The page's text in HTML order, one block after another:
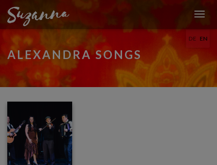
DE EN
O
G
G
E
N
A
ALEXANDRA SONGS